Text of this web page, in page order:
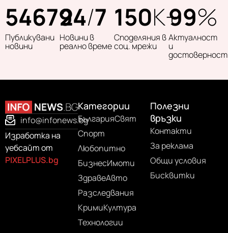
54679
Публикувани
новини
24/7
Новини в
реално време
150K+
Споделяния в
соц. мрежи
99%
Актуалност
и
достоверност
info@infonews.bg
Изработка на
уебсайт от
PIXELPLUS.bg
Категории
БългарияСвят
Спорт
Любопитно
БизнесИмоти
ЗдравеАвто
Разследвания
КримиКултура
Технологии
Полезни
връзки
Контакти
За реклама
Общи условия
Бисквитки